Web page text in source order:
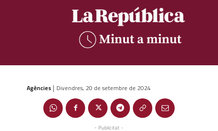
Agències | Divendres, 20 de setembre de 2024
- Publicitat -